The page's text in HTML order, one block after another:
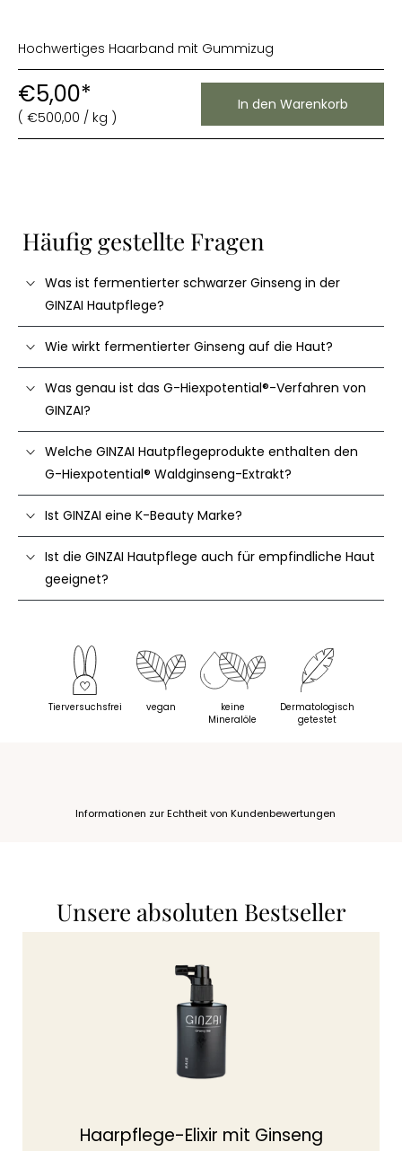
Häufig gestellte Fragen
Was ist fermentierter schwarzer Ginseng in der
GINZAI Hautpflege?
Wie wirkt fermentierter Ginseng auf die Haut?
Was genau ist das G-Hiexpotential®-Verfahren von
GINZAI?
Welche GINZAI Hautpflegeprodukte enthalten den
G-Hiexpotential® Waldginseng-Extrakt?
Ist GINZAI eine K-Beauty Marke?
Ist die GINZAI Hautpflege auch für empfindliche Haut
geeignet?
Hochwertiges Haarband mit Gummizug
Normaler
Preis
€5,00*
( €500,00 / kg )
In den Warenkorb
Tierversuchsfrei vegan
keine
Mineralöle
Dermatologisch
getestet
Informationen zur Echtheit von Kundenbewertungen
Unsere absoluten Bestseller
Haarpflege-Elixir mit Ginseng